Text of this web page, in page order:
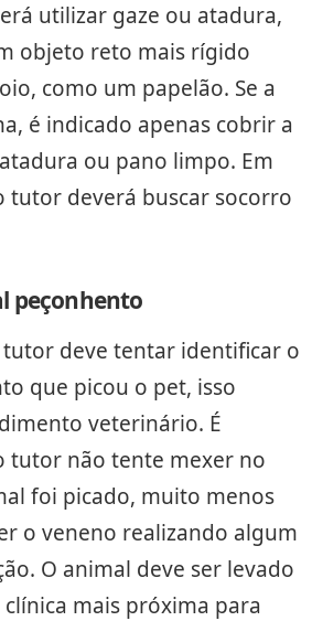
utilizar gaze ou atadura,
objeto reto mais rígido
como um papelão. Se a
é indicado apenas cobrir a
ou pano limpo. Em
tutor deverá buscar socorro
peçonhento
tutor deve tentar identificar o
que picou o pet, isso
veterinário. É
tutor não tente mexer no
foi picado, muito menos
o veneno realizando algum
O animal deve ser levado
mais próxima para